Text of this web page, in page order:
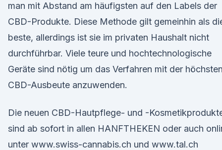
man mit Abstand am häufigsten auf den Labels der
CBD-Produkte. Diese Methode gilt gemeinhin als
beste, allerdings ist sie im privaten Haushalt nicht
durchführbar. Viele teure und hochtechnologische
Geräte sind nötig um das Verfahren mit der höchsten
CBD-Ausbeute anzuwenden.
Die neuen CBD-Hautpflege- und -
sind ab sofort in allen HANFTHEKEN oder auch
unter www.swiss-cannabis.ch und www.tal.ch